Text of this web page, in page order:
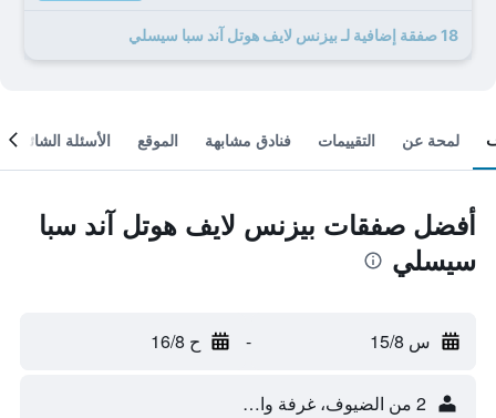
18 صفقة إضافية لـ بيزنس لايف هوتل آند سبا سيسلي
لمحة عن التقييمات فنادق مشابهة الموقع الأسئلة الشائعة
أفضل صفقات بيزنس لايف هوتل آند سبا
سيسلي
س 15/8 - ح 16/8
2 من الضيوف، غرفة واحدة